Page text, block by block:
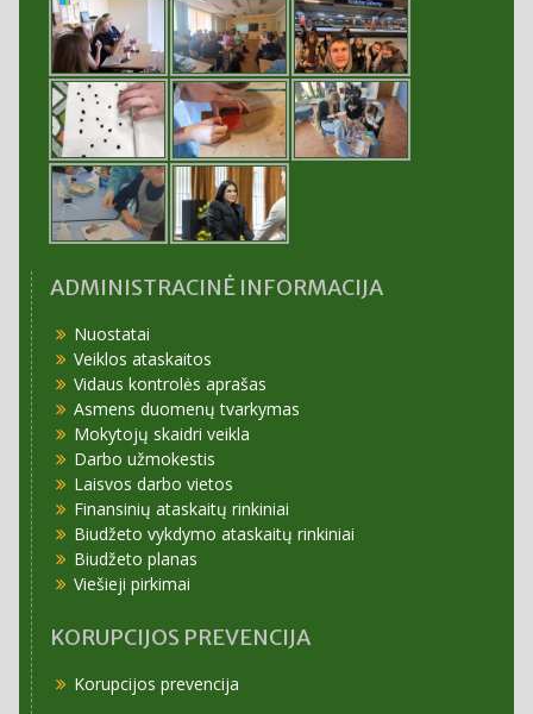
ADMINISTRACINĖ INFORMACIJA
Nuostatai
Veiklos ataskaitos
Vidaus kontrolės aprašas
Asmens duomenų tvarkymas
Mokytojų skaidri veikla
Darbo užmokestis
Laisvos darbo vietos
Finansinių ataskaitų rinkiniai
Biudžeto vykdymo ataskaitų rinkiniai
Biudžeto planas
Viešieji pirkimai
KORUPCIJOS PREVENCIJA
Korupcijos prevencija